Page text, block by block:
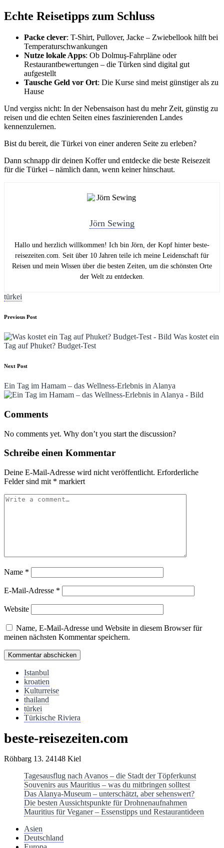
Echte Reisetipps zum Schluss
Packe clever: T-Shirt, Pullover, Jacke – Zwiebellook hilft bei
Temperaturschwankungen
Nutze lokale Apps: Ob Dolmuş-Fahrpläne oder
Restaurantbewertungen – die Türken sind digital gut
aufgestellt
Tausche Geld vor Ort: Die Kurse sind meist günstiger als zu
Hause
Und vergiss nicht: In der Nebensaison hast du mehr Zeit, günstig zu
reisen und die echten Seiten eines faszinierenden Landes
kennenzulernen.
Bist du bereit, die Türkei von einer anderen Seite zu erleben?
Dann schnapp dir deinen Koffer und entdecke die beste Reisezeit
für die Türkei – nämlich dann, wenn keiner hinschaut.
Jörn Sewing
Hallo und herzlich willkommen! Ich bin Jörn, der Kopf hinter beste-
reisezeiten.com. Seit über 10 Jahren teile ich meine Leidenschaft für
Reisen und mein Wissen über die besten Zeiten, um die schönsten Orte
der Welt zu entdecken.
Tags:
türkei
Post
navigation
Previous Post
Was kostet ein
Tag auf Phuket? Budget-Test
Next Post
Ein Tag im Hamam – das Wellness-Erlebnis in Alanya
Comments
No comments yet. Why don’t you start the discussion?
Schreibe einen Kommentar
Deine E-Mail-Adresse wird nicht veröffentlicht. Erforderliche
Felder sind mit * markiert
Name *
E-Mail-Adresse *
Website
Name, E-Mail-Adresse und Website in diesem Browser für
meinen nächsten Kommentar speichern.
Istanbul
kroatien
Kulturreise
thailand
türkei
Türkische Riviera
beste-reisezeiten.com
Röhbarg 13. 24148 Kiel
Tagesausflug nach Avanos – die Stadt der Töpferkunst
Souvenirs aus Mauritius – was du mitbringen solltest
Das Alanya-Museum – unterschätzt, aber sehenswert?
Die besten Aussichtspunkte für Drohnenaufnahmen
Mauritius für Veganer – Essenstipps und Restaurantideen
Asien
Deutschland